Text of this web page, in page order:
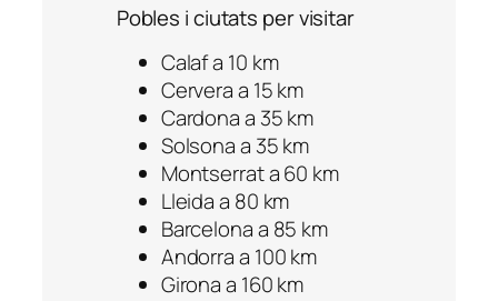
Pobles i ciutats per visitar
Calaf a 10 km
Cervera a 15 km
Cardona a 35 km
Solsona a 35 km
Montserrat a 60 km
Lleida a 80 km
Barcelona a 85 km
Andorra a 100 km
Girona a 160 km